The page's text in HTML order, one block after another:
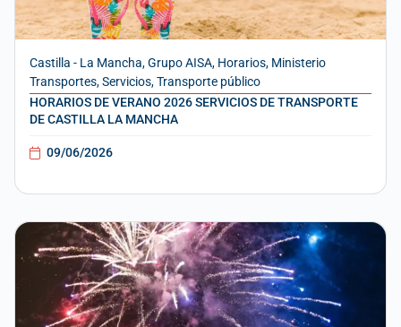
Castilla - La Mancha,Grupo AISA, Horarios, Ministerio
Transportes,Servicios,Transporte público
HORARIOS DE VERANO 2026 SERVICIOS DE TRANSPORTE
DE CASTILLA LA MANCHA
09/06/2026